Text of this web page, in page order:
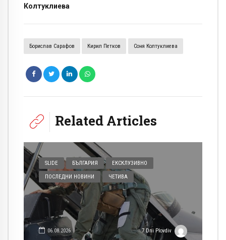
Колтуклиева
Борислав Сарафов Кирил Петков Соня Колтуклиева
Related Articles
SLIDE БЪЛГАРИЯ ЕКСКЛУЗИВНО
ПОСЛЕДНИ НОВИНИ ЧЕТИВА
06.08.2026 7 Dni Plovdiv